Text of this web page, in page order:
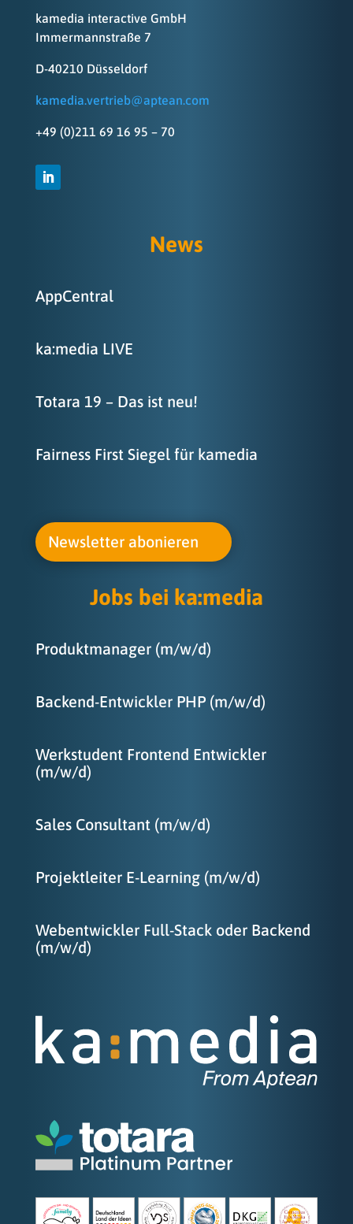
kamedia interactive GmbH
Immermannstraße 7
D-40210 Düsseldorf
kamedia.vertrieb@aptean.com
+49 (0)211 69 16 95 – 70
News
AppCentral
ka:media LIVE
Totara 19 – Das ist neu!
Fairness First Siegel für kamedia
Newsletter abonieren
Jobs bei ka:media
Produktmanager (m/w/d)
Backend-Entwickler PHP (m/w/d)
Werkstudent Frontend Entwickler
(m/w/d)
Sales Consultant (m/w/d)
Projektleiter E-Learning (m/w/d)
Webentwickler Full-Stack oder Backend
(m/w/d)